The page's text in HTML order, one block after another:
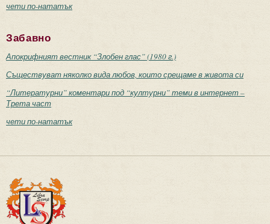
чети по-нататък
Забавно
Апокрифният вестник “Злобен глас” (1980 г.)
Съществуват няколко вида любов, които срещаме в живота си
“Литературни” коментари под “културни” теми в интернет –
Трета част
чети по-нататък